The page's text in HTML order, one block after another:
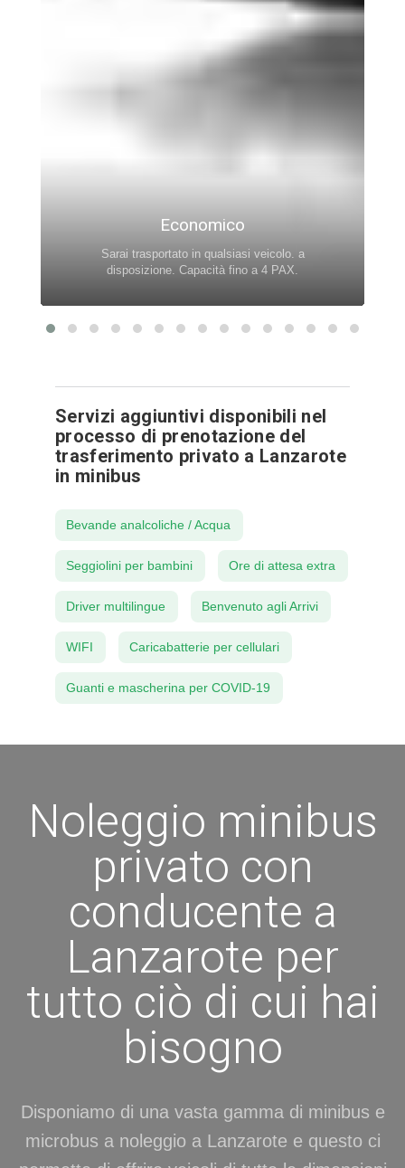
Economico
Sarai trasportato in qualsiasi veicolo. a
disposizione. Capacità fino a 4 PAX.
Servizi aggiuntivi disponibili nel
processo di prenotazione del
trasferimento privato a Lanzarote
in minibus
Bevande analcoliche / Acqua
Seggiolini per bambini Ore di attesa extra
Driver multilingue Benvenuto agli Arrivi
WIFI Caricabatterie per cellulari
Guanti e mascherina per COVID-19
Noleggio minibus
privato con
conducente a
Lanzarote per
tutto ciò di cui hai
bisogno
Disponiamo di una vasta gamma di minibus e
microbus a noleggio a Lanzarote e questo ci